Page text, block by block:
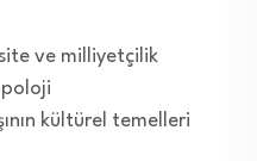
ve milliyetçilik
kültürel temelleri